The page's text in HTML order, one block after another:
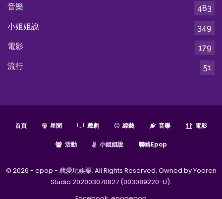
音樂
483
小姐姐說
349
電影
179
流行
51
首頁 星聞 戲劇 綜藝 音樂 電影
活動 小姐姐說 聯絡epop
© 2026 - epop - 就愛玩娛樂. All Rights Reserved. Owned by Yooren
Studio 202003070827 (003089220-U).